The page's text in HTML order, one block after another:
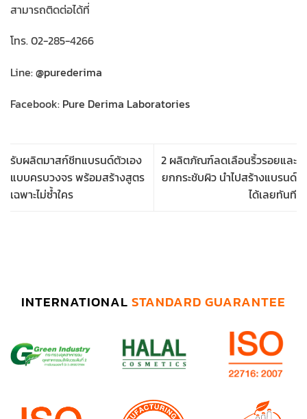
สามารถติดต่อได้ที่
โทร. 02-285-4266
Line:@purederima
Facebook: Pure Derima Laboratories
รับผลิตมาสก์ชีทแบรนด์ตัวเอง
แบบครบวงจร พร้อมสร้างสูตร
เฉพาะไม่ซ้ำใคร
2 ผลิตภัณฑ์ลดเลือนริ้วรอยและ
ยกกระชับผิว นำไปสร้างแบรนด์
ได้เลยทันที
INTERNATIONAL STANDARD GUARANTEE